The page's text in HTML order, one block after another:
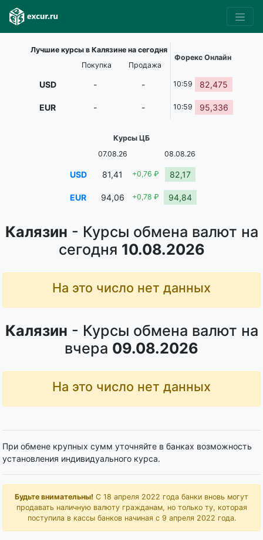
Калязин - Курсы обмена валют на
сегодня 10.08.2026
На это число нет данных
Калязин - Курсы обмена валют на
вчера 09.08.2026
На это число нет данных
При обмене крупных сумм уточняйте в банках возможность
установления индивидуального курса.
Будьте внимательны! С 18 апреля 2022 года банки вновь могут
продавать наличную валюту гражданам, но только ту, которая
поступила в кассы банков начиная с 9 апреля 2022 года.
Лучшие курсы в Калязине на сегодня
Форекс Онлайн
Покупка
Продажа
USD - - 10:59 82,475
EUR - - 10:59 95,336
Курсы ЦБ
07.08.26
08.08.26
USD 81,41 +0,76 ₽ 82,17
EUR 94,06 +0,78 ₽ 94,84